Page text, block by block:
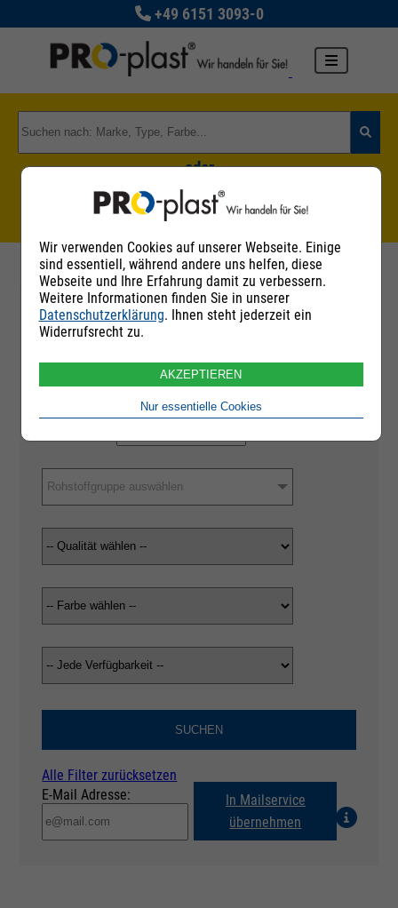
+49 6151 3093-0
oder
Zu den Rohstoffgruppen
Filter
Rohstoffgruppe auswählen
SUCHEN
Alle Filter zurücksetzen
E-Mail Adresse:
In Mailservice
übernehmen
Wir verwenden Cookies auf unserer Webseite. Einige
sind essentiell, während andere uns helfen, diese
Webseite und Ihre Erfahrung damit zu verbessern.
Weitere Informationen finden Sie in unserer
Datenschutzerklärung. Ihnen steht jederzeit ein
Widerrufsrecht zu.
AKZEPTIEREN
Nur essentielle Cookies